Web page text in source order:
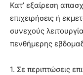
Κατ’ εξαίρεση
επιχειρήσεις ή
συνεχούς
πενθήμερης
1. Σε περιπτώσεις